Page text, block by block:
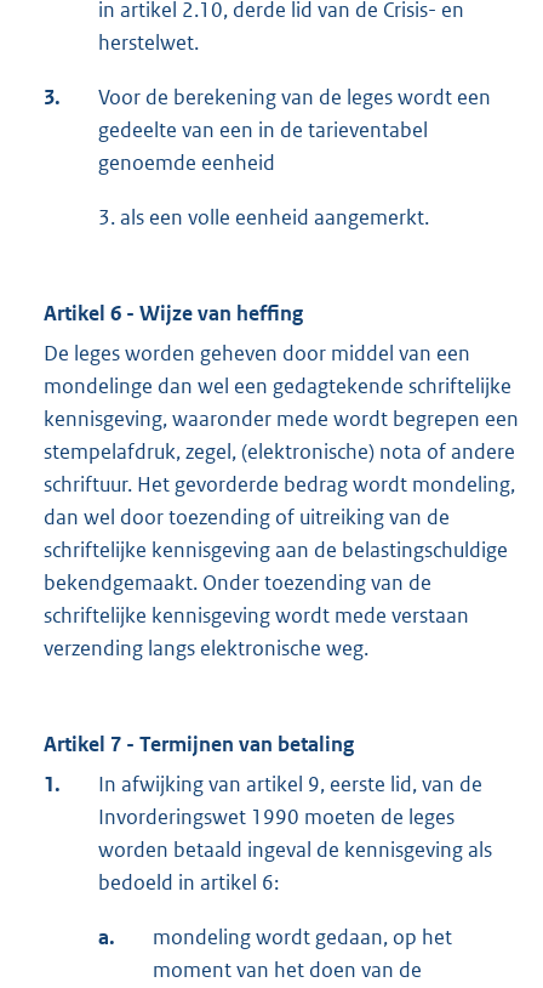
in artikel 2.10, derde lid van de Crisis- en
herstelwet.
3.
Voor de berekening van de leges wordt een
gedeelte van een in de tarieventabel
genoemde eenheid
3. als een volle eenheid aangemerkt.
Artikel 6 - Wijze van heffing
De leges worden geheven door middel van een
mondelinge dan wel een gedagtekende schriftelijke
kennisgeving, waaronder mede wordt begrepen een
stempelafdruk, zegel, (elektronische) nota of andere
schriftuur. Het gevorderde bedrag wordt mondeling,
dan wel door toezending of uitreiking van de
schriftelijke kennisgeving aan de belastingschuldige
bekendgemaakt. Onder toezending van de
schriftelijke kennisgeving wordt mede verstaan
verzending langs elektronische weg.
Artikel 7 - Termijnen van betaling
1.
In afwijking van artikel 9, eerste lid, van de
Invorderingswet 1990 moeten de leges
worden betaald ingeval de kennisgeving als
bedoeld in artikel 6:
a.
mondeling wordt gedaan, op het
moment van het doen van de